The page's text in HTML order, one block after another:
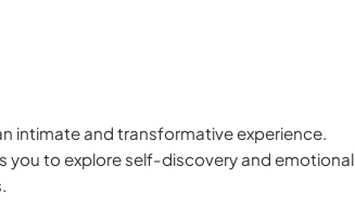
intimate and transformative experience.
you to explore self-discovery and emotional